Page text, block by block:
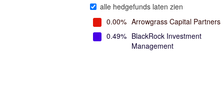
alle hedgefunds laten zien
0.00% Arrowgrass Capital Partners
0.49% BlackRock Investment
Management